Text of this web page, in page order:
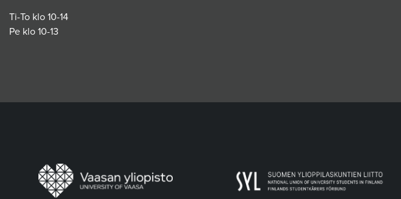
Ti-To klo 10-14
Pe klo 10-13